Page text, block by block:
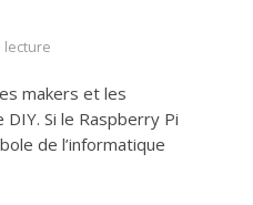
lecture
makers et les
Si le Raspberry Pi
de l’informatique